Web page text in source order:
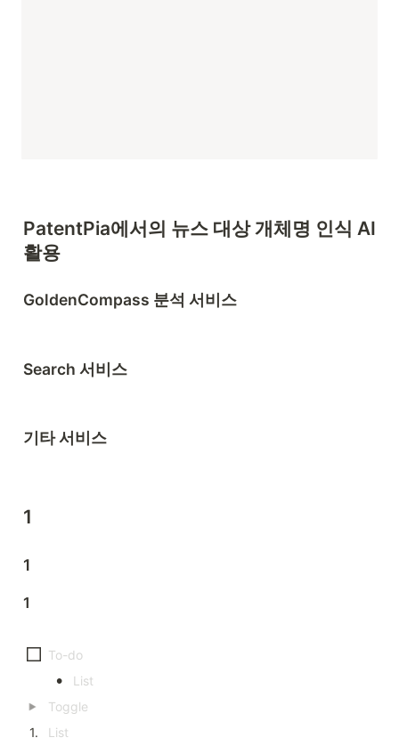
PatentPia에서의 뉴스 대상 개체명 인식 AI
활용
GoldenCompass 분석 서비스
Search 서비스
기타 서비스
1
1
1
•
1.